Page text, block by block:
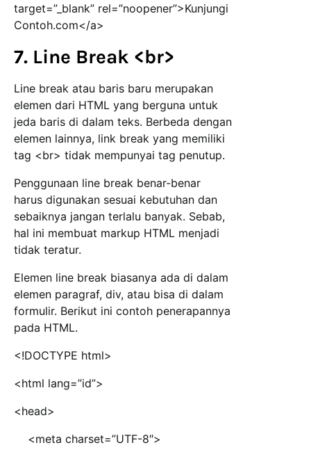
target=”_blank” rel=”noopener”>Kunjungi
Contoh.com</a>
7. Line Break <br>
Line break atau baris baru merupakan
elemen dari HTML yang berguna untuk
jeda baris di dalam teks. Berbeda dengan
elemen lainnya, link break yang memiliki
tag <br> tidak mempunyai tag penutup.
Penggunaan line break benar-benar
harus digunakan sesuai kebutuhan dan
sebaiknya jangan terlalu banyak. Sebab,
hal ini membuat markup HTML menjadi
tidak teratur.
Elemen line break biasanya ada di dalam
elemen paragraf, div, atau bisa di dalam
formulir. Berikut ini contoh penerapannya
pada HTML.
<!DOCTYPE html>
<html lang=”id”>
<head>
<meta charset=”UTF-8″>